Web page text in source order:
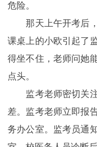
危险。
那天上午开考后，
课桌上的小欧引起了
得坐不住，老师问她
点头。
监考老师密切关注
差。监考老师立即报
务办公室。监考员通